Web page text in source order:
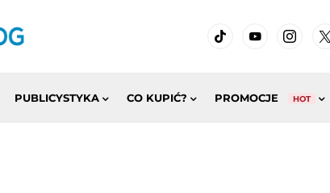
PUBLICYSTYKA CO KUPIĆ? PROMOCJE HOT